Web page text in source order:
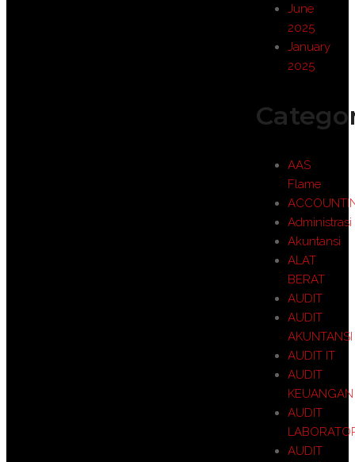
June
2025
January
2025
AAS
Flame
Administrasi
Akuntansi
ALAT
BERAT
AUDIT
AUDIT
AKUNTANSI
AUDIT IT
AUDIT
KEUANGAN
AUDIT
AUDIT